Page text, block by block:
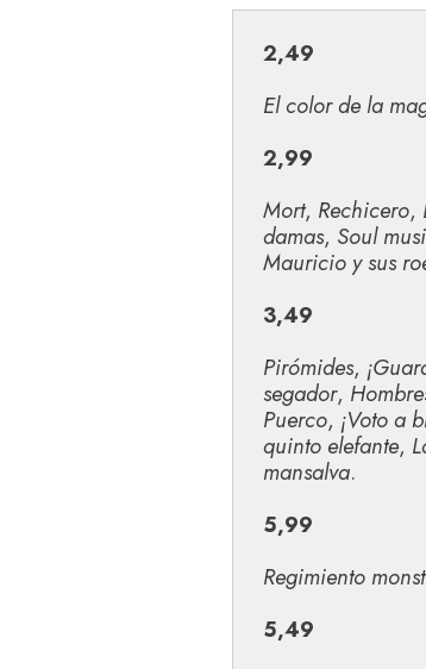
2,49
El color de la
2,99
Mort, Rechicero,
damas, Soul
Mauricio y sus
3,49
Pirómides,
segador,
Puerco, ¡Voto a
quinto elefante,
mansalva.
5,99
Regimiento
5,49